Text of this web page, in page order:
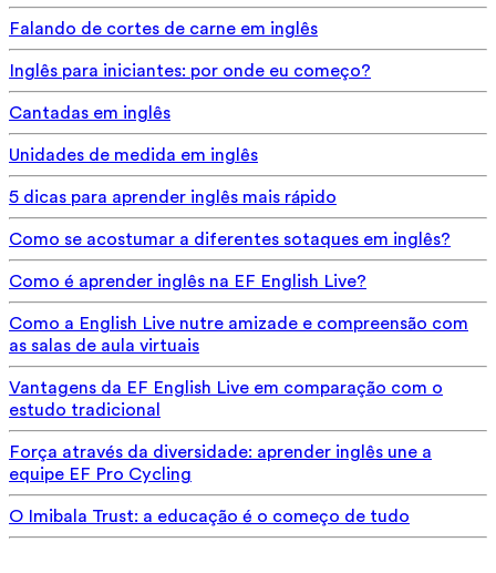
Falando de cortes de carne em inglês
Inglês para iniciantes: por onde eu começo?
Cantadas em inglês
Unidades de medida em inglês
5 dicas para aprender inglês mais rápido
Como se acostumar a diferentes sotaques em inglês?
Como é aprender inglês na EF English Live?
Como a English Live nutre amizade e compreensão com
as salas de aula virtuais
Vantagens da EF English Live em comparação com o
estudo tradicional
Força através da diversidade: aprender inglês une a
equipe EF Pro Cycling
O Imibala Trust: a educação é o começo de tudo